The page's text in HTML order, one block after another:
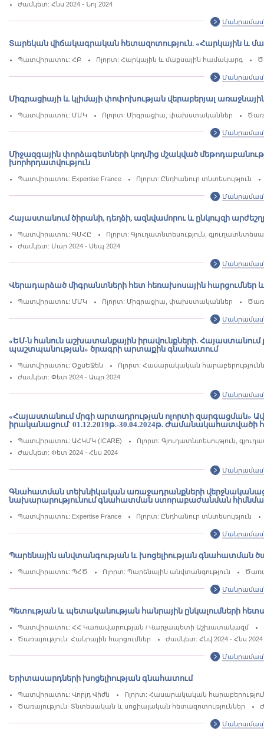
Ժամկետ: Հնս 2024 - Նոյ 2024
Տարեկան վիճակագրական հետազոտություն. «Հարկային և
Պատվիրատու: ՀԲ Ոլորտ: Հարկային և մաքսային համակարգ
Միգրացիայի և կլիմայի փոփոխության վերաբերյալ
Պատվիրատու: ՄՄԿ Ոլորտ: Միգրացիա, փախստականներ
Միջազգային փորձագետների կողմից մշակված
խորհրդատվություն
Պատվիրատու: Expertise France Ոլորտ: Ընդհանուր տնտեսություն
Հայաստանում ծիրանի, դեղձի, ազնվամորու և ընկույզի
Պատվիրատու: ԳՄՀԸ
Ոլորտ: Գյուղատնտեսություն,
Ժամկետ: Մար 2024 - Սեպ 2024
Վերադարձած միգրանտների հետ հեռախոսային հարցումներ
Պատվիրատու: ՄՄԿ Ոլորտ: Միգրացիա, փախստականներ
«ԵՄ-ն հանուն աշխատանքային իրավունքների.
պաշտպանության» ծրագրի արտաքին գնահատում
Պատվիրատու: ՕքսԵՋեն
Ոլորտ: Հասարակական
Ժամկետ: Փետ 2024 - Ապր 2024
«Հայաստանում մրգի արտադրության ոլորտի զարգացման»
իրականացում` 01.12.2019թ.-30.04.2024թ. Ժամանակահատվածի
Պատվիրատու: ԱՀԿՄԿ (ICARE)
Ոլորտ: Գյուղատնտեսություն,
Ժամկետ: Փետ 2024 - Հնս 2024
Գնահատման տեխնիկական առաջադրանքների
նախարարությունում գնահատման ստորաբաժանման
Պատվիրատու: Expertise France Ոլորտ: Ընդհանուր տնտեսություն
Պարենային անվտանգության և խոցելիության գնահատման
Պատվիրատու: ՊՀԾ Ոլորտ: Պարենային անվտանգություն
Պետության և պետականության հանրային ընկալումների
Պատվիրատու: ՀՀ Կառավարության / Վարչապետի Աշխատակազմ
Ծառայություն: Հանրային հարցումներ
Ժամկետ: Հնվ 2024 - Հնս 2024
Երիտասարդների խոցելիության գնահատում
Պատվիրատու: Վորլդ Վիժն
Ոլորտ: Հասարակական
Ծառայություն: Տնտեսական և սոցիալական հետազոտություններ